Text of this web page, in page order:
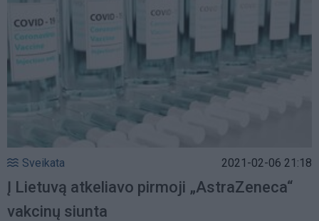
Sveikata 2021-02-06 21:18
Į Lietuvą atkeliavo pirmoji „AstraZeneca“
vakcinų siunta